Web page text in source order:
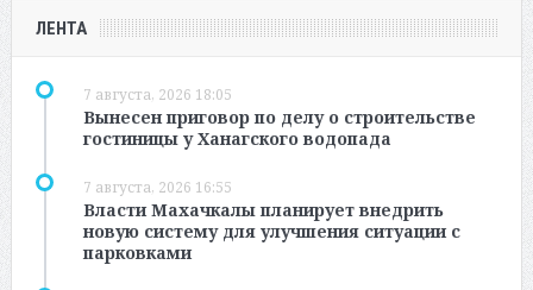
ЛЕНТА
7 августа, 2026 18:05
Вынесен приговор по делу о строительстве
гостиницы у Ханагского водопада
7 августа, 2026 16:55
Власти Махачкалы планирует внедрить
новую систему для улучшения ситуации с
парковками